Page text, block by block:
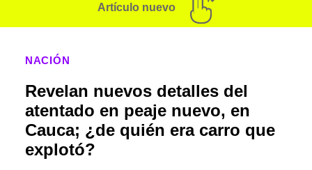
Artículo nuevo
NACIÓN
Revelan nuevos detalles del
atentado en peaje nuevo, en
Cauca; ¿de quién era carro que
explotó?